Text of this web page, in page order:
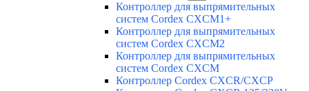
Контроллер для выпрямительных
систем Cordex CXCM1+
Контроллер для выпрямительных
систем Cordex CXCM2
Контроллер для выпрямительных
систем Cordex CXCM
Контроллер Cordex CXCR/CXCP